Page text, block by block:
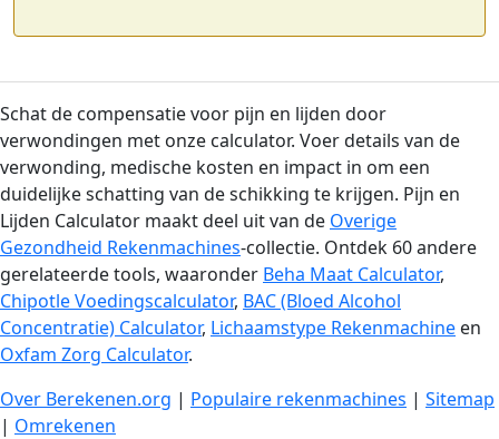
Schat de compensatie voor pijn en lijden door
verwondingen met onze calculator. Voer details van de
verwonding, medische kosten en impact in om een
duidelijke schatting van de schikking te krijgen. Pijn en
Lijden Calculator maakt deel uit van de Overige
Gezondheid Rekenmachines-collectie. Ontdek 60 andere
gerelateerde tools, waaronder Beha Maat Calculator,
Chipotle Voedingscalculator, BAC (Bloed Alcohol
Concentratie) Calculator, Lichaamstype Rekenmachine en
Oxfam Zorg Calculator.
Over Berekenen.org | Populaire rekenmachines | Sitemap
| Omrekenen